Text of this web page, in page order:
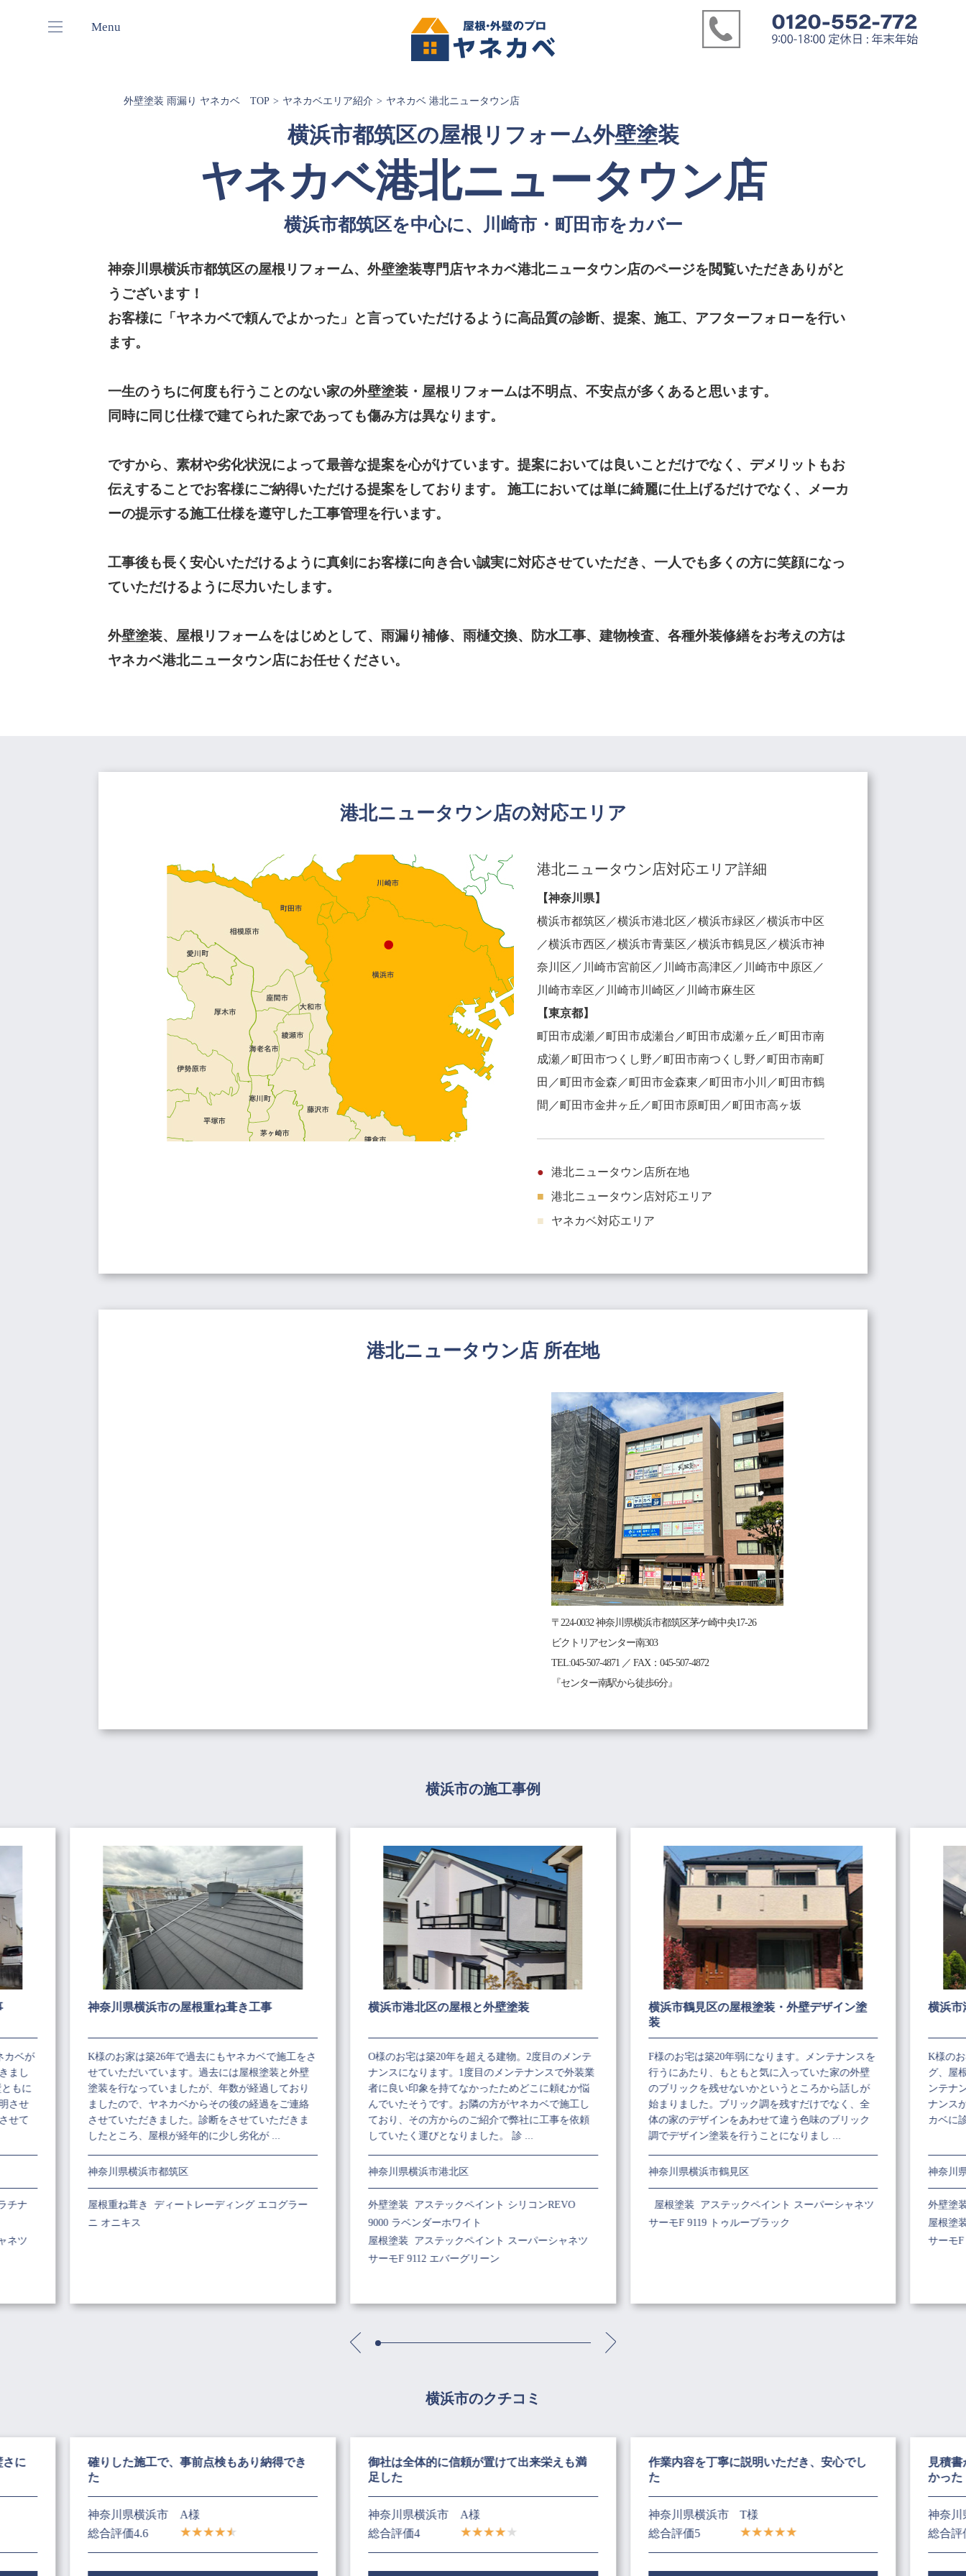
Menu
外壁塗装 雨漏り ヤネカベ TOP ヤネカベエリア紹介 ヤネカベ 港北ニュータウン店
横浜市都筑区の屋根リフォーム外壁塗装
ヤネカベ港北ニュータウン店
横浜市都筑区を中心に、川崎市・町田市をカバー
神奈川県横浜市都筑区の屋根リフォーム、外壁塗装専門店ヤネカベ港北ニュータウン店のページを閲覧いただきありがと
うございます！
お客様に「ヤネカベで頼んでよかった」と言っていただけるように高品質の診断、提案、施工、アフターフォローを行い
ます。
一生のうちに何度も行うことのない家の外壁塗装・屋根リフォームは不明点、不安点が多くあると思います。
同時に同じ仕様で建てられた家であっても傷み方は異なります。
ですから、素材や劣化状況によって最善な提案を心がけています。提案においては良いことだけでなく、デメリットもお
伝えすることでお客様にご納得いただける提案をしております。 施工においては単に綺麗に仕上げるだけでなく、メーカ
ーの提示する施工仕様を遵守した工事管理を行います。
工事後も長く安心いただけるように真剣にお客様に向き合い誠実に対応させていただき、一人でも多くの方に笑顔になっ
ていただけるように尽力いたします。
外壁塗装、屋根リフォームをはじめとして、雨漏り補修、雨樋交換、防水工事、建物検査、各種外装修繕をお考えの方は
ヤネカベ港北ニュータウン店にお任せください。
港北ニュータウン店の対応エリア
港北ニュータウン店対応エリア詳細
【神奈川県】
横浜市都筑区／横浜市港北区／横浜市緑区／横浜市中区
／横浜市西区／横浜市青葉区／横浜市鶴見区／横浜市神
奈川区／川崎市宮前区／川崎市高津区／川崎市中原区／
川崎市幸区／川崎市川崎区／川崎市麻生区
【東京都】
町田市成瀬／町田市成瀬台／町田市成瀬ヶ丘／町田市南
成瀬／町田市つくし野／町田市南つくし野／町田市南町
田／町田市金森／町田市金森東／町田市小川／町田市鶴
間／町田市金井ヶ丘／町田市原町田／町田市高ヶ坂
港北ニュータウン店所在地
港北ニュータウン店対応エリア
ヤネカベ対応エリア
港北ニュータウン店 所在地
〒224-0032 神奈川県横浜市都筑区茅ケ崎中央17-26
ビクトリアセンター南303
TEL:045-507-4871 ／ FAX：045-507-4872
『センター南駅から徒歩6分』
横浜市の施工事例
カベが
まし
もに
させ
せて
チナ
ネツ
神奈川県横浜市の屋根重ね葺き工事
K様のお家は築26年で過去にもヤネカベで施工をさ
せていただいています。過去には屋根塗装と外壁
塗装を行なっていましたが、年数が経過しており
ましたので、ヤネカベからその後の経過をご連絡
させていただきました。診断をさせていただきま
したところ、屋根が経年的に少し劣化が ...
神奈川県横浜市都筑区
屋根重ね葺き ディートレーディング エコグラー
ニ オニキス
横浜市港北区の屋根と外壁塗装
O様のお宅は築20年を超える建物。2度目のメンテ
ナンスになります。1度目のメンテナンスで外装業
者に良い印象を持てなかったためどこに頼むか悩
んでいたそうです。お隣の方がヤネカベで施工し
ており、その方からのご紹介で弊社に工事を依頼
していたく運びとなりました。 診 ...
神奈川県横浜市港北区
外壁塗装 アステックペイント シリコンREVO
9000 ラベンダーホワイト
屋根塗装 アステックペイント スーパーシャネツ
サーモF 9112 エバーグリーン
横浜市鶴見区の屋根塗装・外壁デザイン塗
装
F様のお宅は築20年弱になります。メンテナンスを
行うにあたり、もともと気に入っていた家の外壁
のブリックを残せないかというところから話しが
始まりました。ブリック調を残すだけでなく、全
体の家のデザインをあわせて違う色味のブリック
調でデザイン塗装を行うことになりまし ...
神奈川県横浜市鶴見区
屋根塗装 アステックペイント スーパーシャネツ
サーモF 9119 トゥルーブラック
横浜市
K様の
グ、屋
ンテナ
ナンス
カベに
神奈川
外壁塗
屋根塗
サーモF
横浜市のクチコミ
さに
確りした施工で、事前点検もあり納得でき
た
神奈川県横浜市
A様
総合評価4.6
御社は全体的に信頼が置けて出来栄えも満
足した
神奈川県横浜市
A様
総合評価4
作業内容を丁寧に説明いただき、安心でし
た
神奈川県横浜市
T様
総合評価5
見積
かった
神奈川
総合評